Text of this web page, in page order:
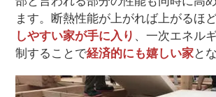
ます。断熱性能が上がれば上がるほ
しやすい家が手に入り 、一次エネル
制することで経済的にも嬉しい家と